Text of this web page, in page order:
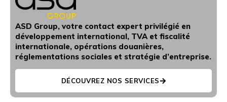
ASD Group, votre contact expert privilégié en
développement international, TVA et fiscalité
internationale, opérations douanières,
réglementations sociales et stratégie d’entreprise.
DÉCOUVREZ NOS SERVICES